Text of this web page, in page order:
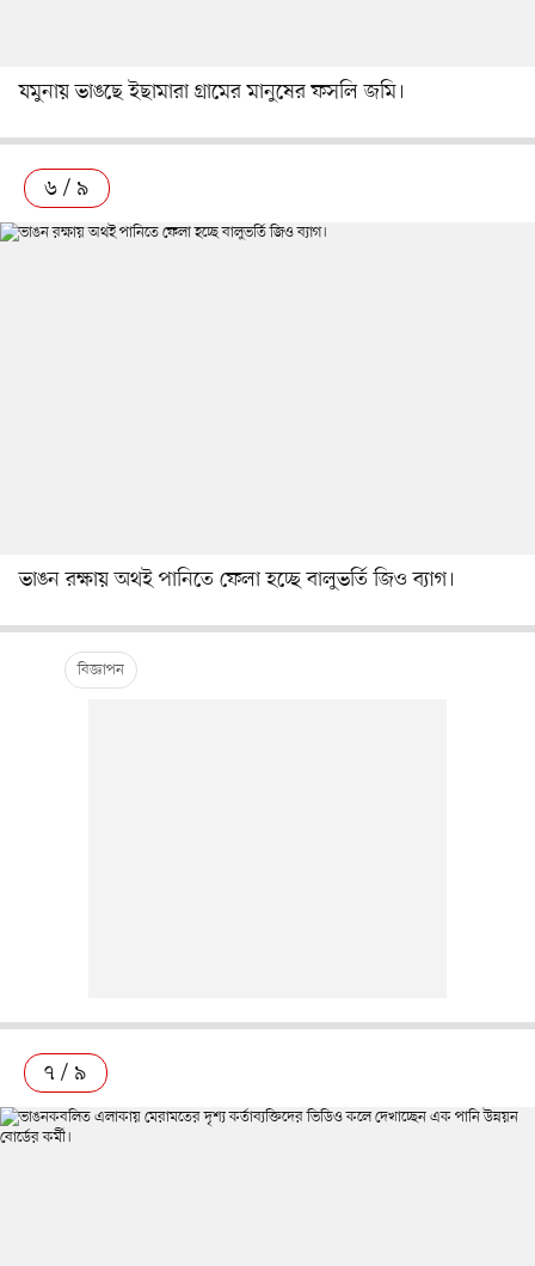
যমুনায় ভাঙছে ইছামারা গ্রামের মানুষের ফসলি জমি।
৬ / ৯
ভাঙন রক্ষায় অথই পানিতে ফেলা হচ্ছে বালুভর্তি জিও ব্যাগ।
৭ / ৯